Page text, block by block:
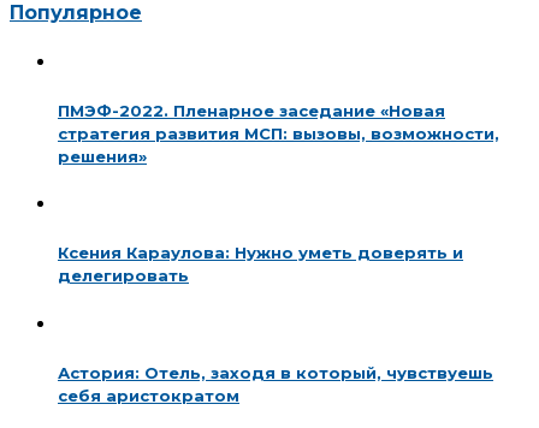
Популярное
ПМЭФ-2022. Пленарное заседание «Новая
стратегия развития МСП: вызовы, возможности,
решения»
Ксения Караулова: Нужно уметь доверять и
делегировать
Астория: Отель, заходя в который, чувствуешь
себя аристократом